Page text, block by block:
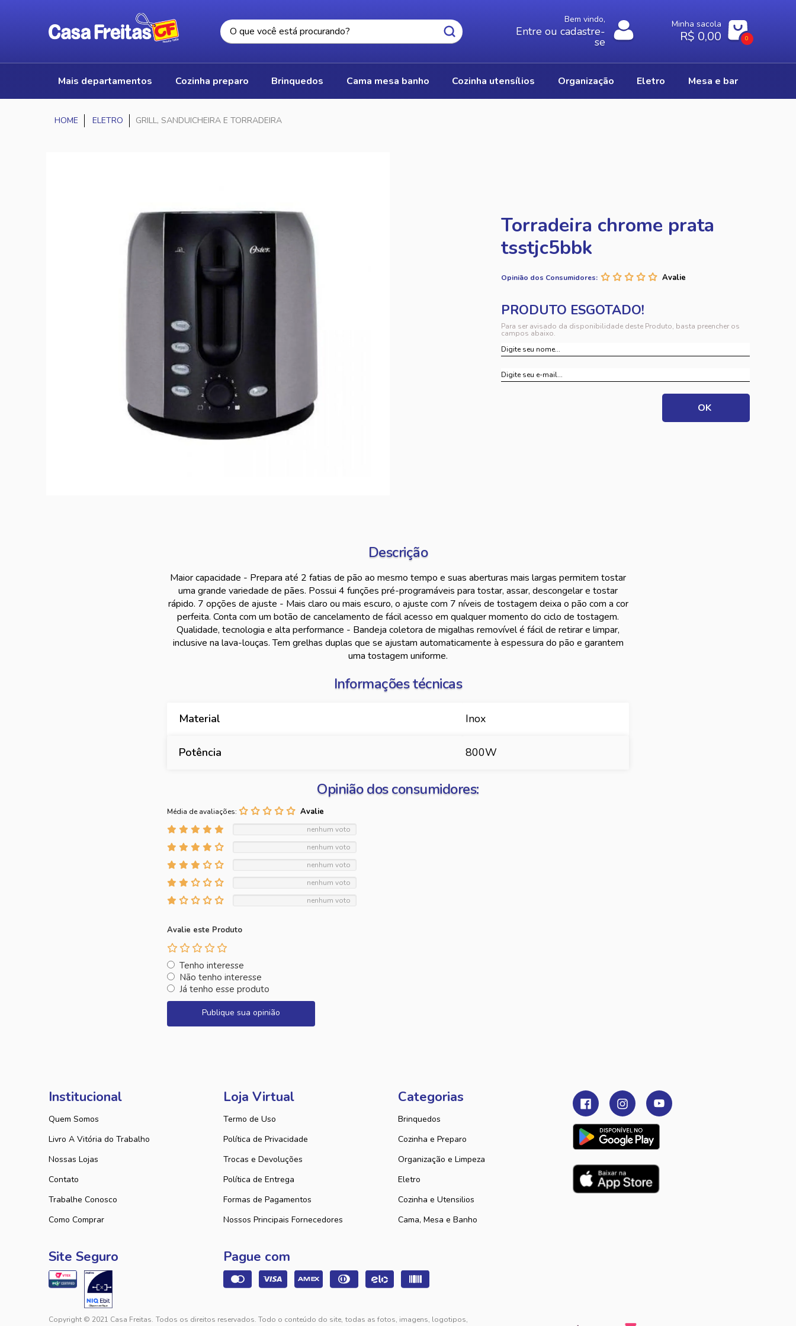
Bem vindo,
Entre ou cadastre-
se
Minha sacola
R$ 0,00 0
mais departamentos cozinha preparo brinquedos cama mesa banho cozinha utensílios organização eletro mesa e bar
ELETRO GRILL, SANDUICHEIRA E TORRADEIRA
Torradeira chrome prata
tsstjc5bbk
Opinião dos Consumidores:
Para ser avisado da disponibilidade deste Produto, basta preencher os
campos abaixo.
Descrição
Maior capacidade - Prepara até 2 fatias de pão ao mesmo tempo e suas aberturas mais largas permitem tostar
uma grande variedade de pães. Possui 4 funções pré-programáveis para tostar, assar, descongelar e tostar
rápido. 7 opções de ajuste - Mais claro ou mais escuro, o ajuste com 7 níveis de tostagem deixa o pão com a cor
perfeita. Conta com um botão de cancelamento de fácil acesso em qualquer momento do ciclo de tostagem.
Qualidade, tecnologia e alta performance - Bandeja coletora de migalhas removível é fácil de retirar e limpar,
inclusive na lava-louças. Tem grelhas duplas que se ajustam automaticamente à espessura do pão e garantem
uma tostagem uniforme.
Informações técnicas
Material Inox
Potência 800W
Opinião dos consumidores:
Média de avaliações:
nenhum voto
nenhum voto
nenhum voto
nenhum voto
nenhum voto
Avalie este Produto
Tenho interesse
Não tenho interesse
Já tenho esse produto
Publique sua opinião
Institucional
Quem Somos
Livro A Vitória do Trabalho
Nossas Lojas
Contato
Trabalhe Conosco
Como Comprar
Loja Virtual
Termo de Uso
Política de Privacidade
Trocas e Devoluções
Política de Entrega
Formas de Pagamentos
Nossos Principais Fornecedores
Categorias
Brinquedos
Cozinha e Preparo
Organização e Limpeza
Eletro
Cozinha e Utensilios
Cama, Mesa e Banho
Site Seguro Pague com
Copyright © 2021 Casa Freitas. Todos os direitos reservados. Todo o conteúdo do site, todas as fotos, imagens, logotipos,